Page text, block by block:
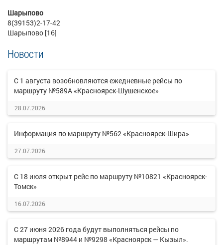
Шарыпово
8(39153)2-17-42
Шарыпово [16]
Новости
С 1 августа возобновляются ежедневные рейсы по
маршруту №589А «Красноярск-Шушенское»
28.07.2026
Информация по маршруту №562 «Красноярск-Шира»
27.07.2026
С 18 июля открыт рейс по маршруту №10821 «Красноярск-
Томск»
16.07.2026
С 27 июня 2026 года будут выполняться рейсы по
маршрутам №8944 и №9298 «Красноярск — Кызыл».